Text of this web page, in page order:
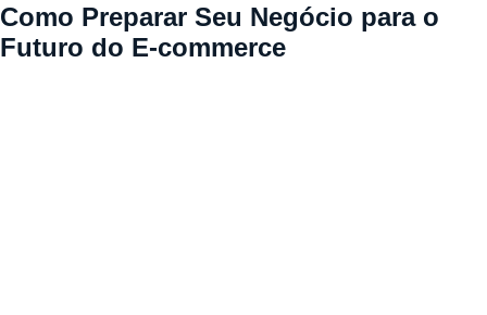
Como Preparar Seu Negócio para o
Futuro do E-commerce